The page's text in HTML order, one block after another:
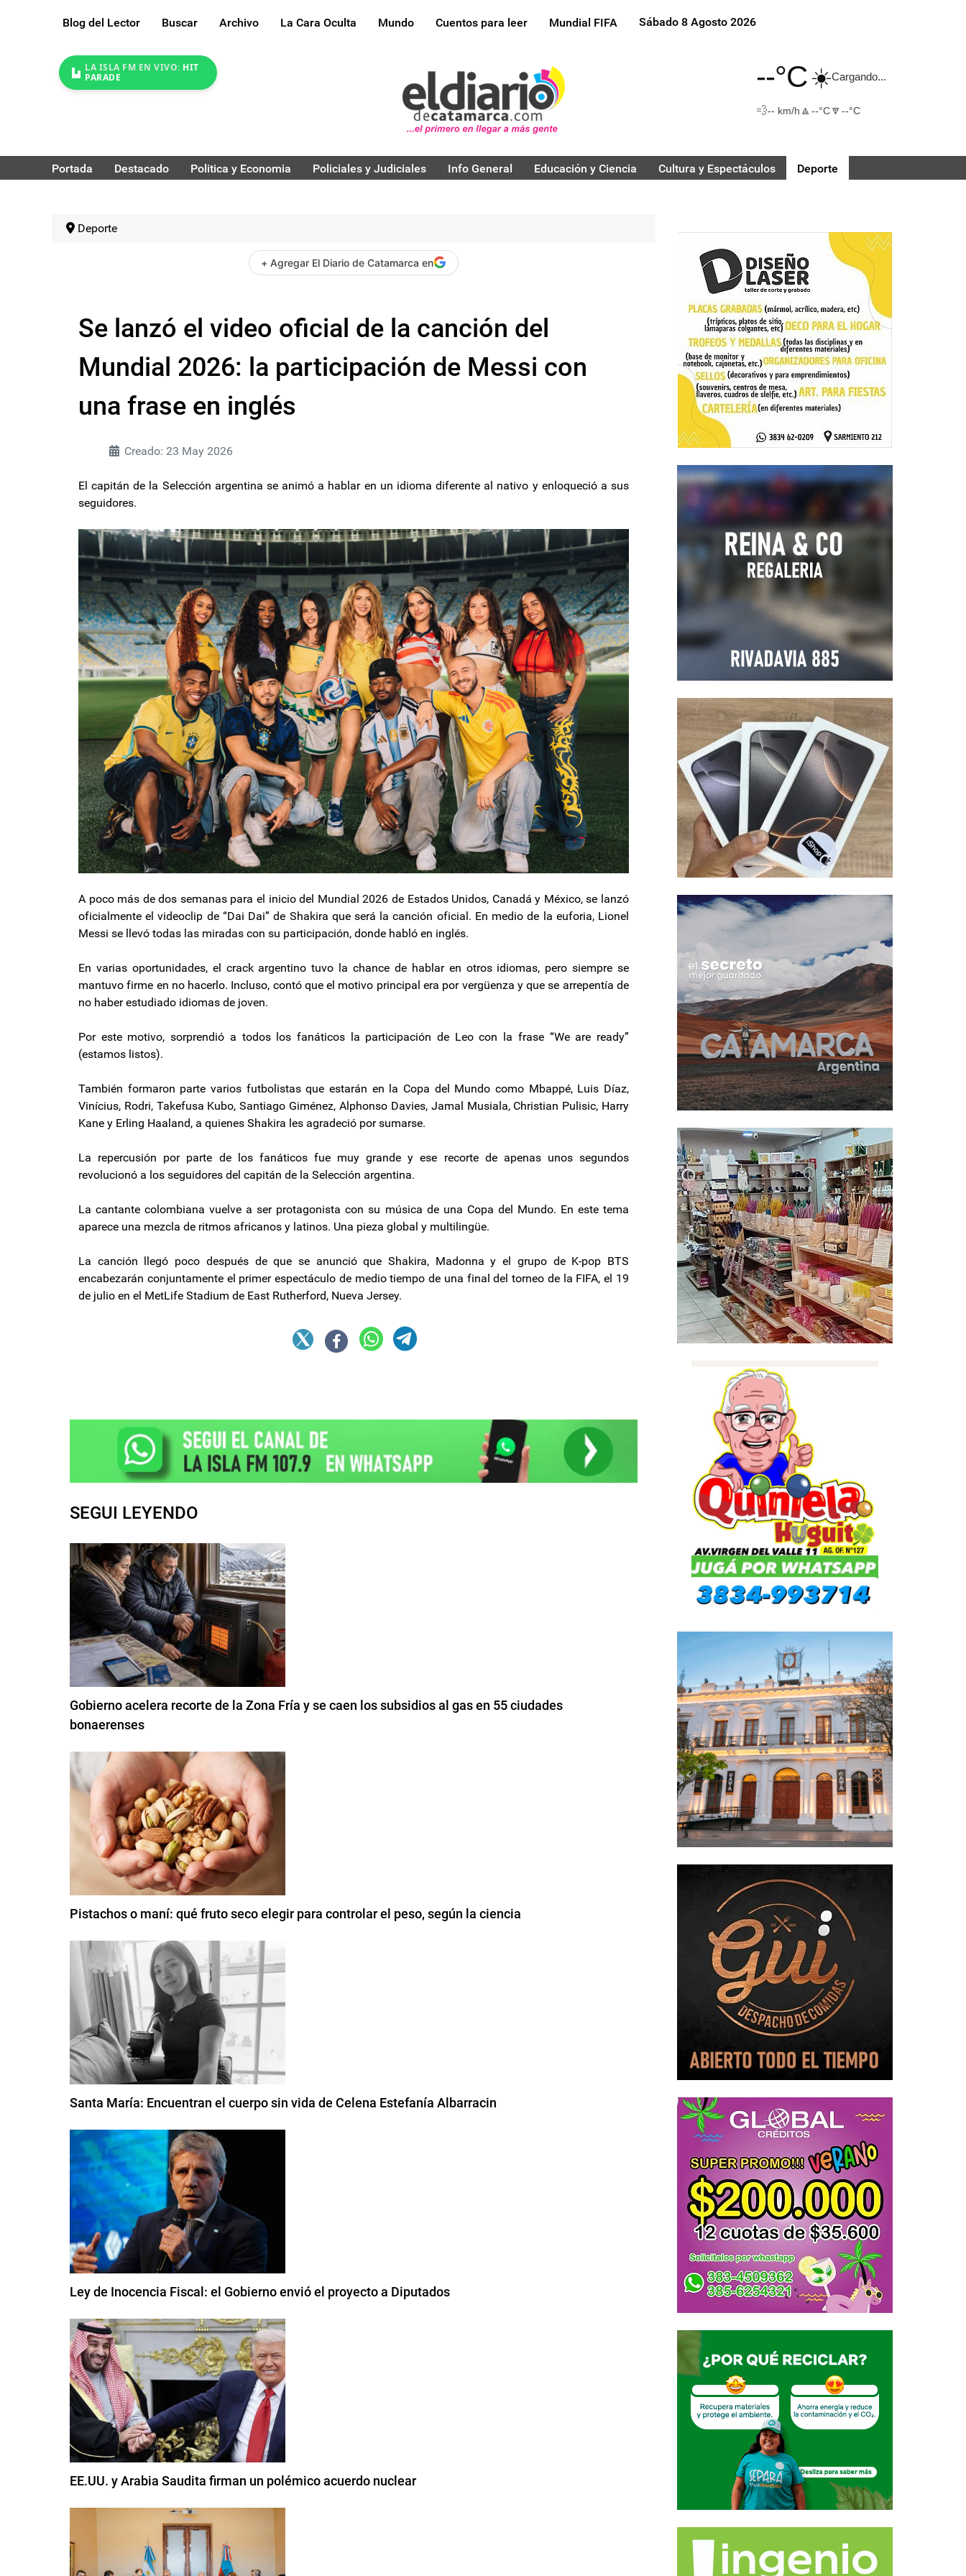
Blog del Lector Buscar Archivo La Cara Oculta Mundo Cuentos para leer Mundial FIFA Sábado 8 Agosto 2026
LA ISLA FM EN VIVO: HIT
PARADE
--°C☀️Cargando...
💨-- km/h 🔼 --°C🔽 --°C
Portada Destacado Politica y Economia Policiales y Judiciales Info General Educación y Ciencia Cultura y Espectáculos Deporte
Deporte
+ Agregar El Diario de Catamarca en
Se lanzó el video oficial de la canción del
Mundial 2026: la participación de Messi con
una frase en inglés
Creado: 23 May 2026
El capitán de la Selección argentina se animó a hablar en un idioma diferente al nativo y enloqueció a sus
seguidores.
A poco más de dos semanas para el inicio del Mundial 2026 de Estados Unidos, Canadá y México, se lanzó
oficialmente el videoclip de “Dai Dai” de Shakira que será la canción oficial. En medio de la euforia, Lionel
Messi se llevó todas las miradas con su participación, donde habló en inglés.
En varias oportunidades, el crack argentino tuvo la chance de hablar en otros idiomas, pero siempre se
mantuvo firme en no hacerlo. Incluso, contó que el motivo principal era por vergüenza y que se arrepentía de
no haber estudiado idiomas de joven.
Por este motivo, sorprendió a todos los fanáticos la participación de Leo con la frase “We are ready”
(estamos listos).
También formaron parte varios futbolistas que estarán en la Copa del Mundo como Mbappé, Luis Díaz,
Vinícius, Rodri, Takefusa Kubo, Santiago Giménez, Alphonso Davies, Jamal Musiala, Christian Pulisic, Harry
Kane y Erling Haaland, a quienes Shakira les agradeció por sumarse.
La repercusión por parte de los fanáticos fue muy grande y ese recorte de apenas unos segundos
revolucionó a los seguidores del capitán de la Selección argentina.
La cantante colombiana vuelve a ser protagonista con su música de una Copa del Mundo. En este tema
aparece una mezcla de ritmos africanos y latinos. Una pieza global y multilingüe.
La canción llegó poco después de que se anunció que Shakira, Madonna y el grupo de K-pop BTS
encabezarán conjuntamente el primer espectáculo de medio tiempo de una final del torneo de la FIFA, el 19
de julio en el MetLife Stadium de East Rutherford, Nueva Jersey.
SEGUI LEYENDO
Gobierno acelera recorte de la Zona Fría y se caen los subsidios al gas en 55 ciudades
bonaerenses
Pistachos o maní: qué fruto seco elegir para controlar el peso, según la ciencia
Santa María: Encuentran el cuerpo sin vida de Celena Estefanía Albarracin
Ley de Inocencia Fiscal: el Gobierno envió el proyecto a Diputados
EE.UU. y Arabia Saudita firman un polémico acuerdo nuclear